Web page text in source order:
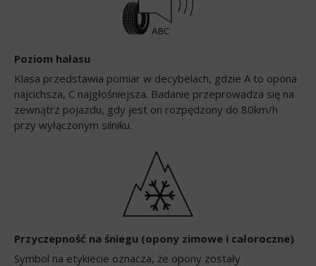
Poziom hałasu
Klasa przedstawia pomiar w decybelach, gdzie A to opona
najcichsza, C najgłośniejsza. Badanie przeprowadza się na
zewnątrz pojazdu, gdy jest on rozpędzony do 80km/h
przy wyłączonym silniku.
Przyczepność na śniegu (opony zimowe i całoroczne)
Symbol na etykiecie oznacza, że opony zostały